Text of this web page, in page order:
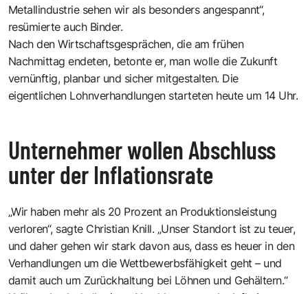
Metallindustrie sehen wir als besonders angespannt“,
resümierte auch Binder.
Nach den Wirtschaftsgesprächen, die am frühen
Nachmittag endeten, betonte er, man wolle die Zukunft
vernünftig, planbar und sicher mitgestalten. Die
eigentlichen Lohnverhandlungen starteten heute um 14 Uhr.
Unternehmer wollen Abschluss
unter der Inflationsrate
„Wir haben mehr als 20 Prozent an Produktionsleistung
verloren“, sagte Christian Knill. „Unser Standort ist zu teuer,
und daher gehen wir stark davon aus, dass es heuer in den
Verhandlungen um die Wettbewerbsfähigkeit geht – und
damit auch um Zurückhaltung bei Löhnen und Gehältern.“